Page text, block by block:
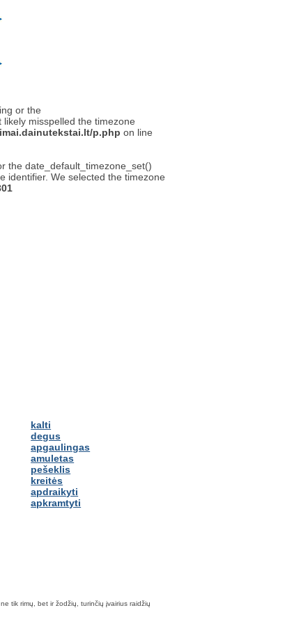
or the
misspelled the timezone
p.php on line
the date_default_timezone_set()
identifier. We selected the timezone
kalti
degus
apgaulingas
amuletas
pešeklis
kreitės
apdraikyti
apkramtyti
tik rimų, bet ir žodžių, turinčių įvairius raidžių